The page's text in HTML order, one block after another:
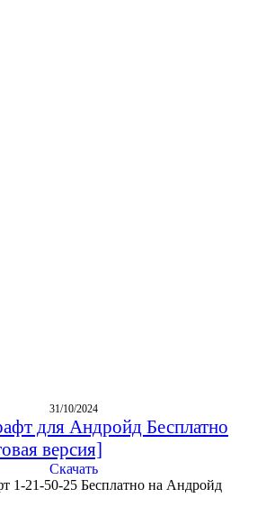
для Андройд Бесплатно
версия]
31/10/2024
Скачать